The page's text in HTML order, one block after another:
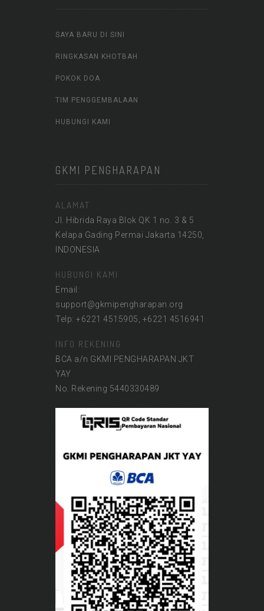
SAYA BARU DI SINI
RINGKASAN KHOTBAH
POKOK DOA
TIM PENGGEMBALAAN
HUBUNGI KAMI
GKMI PENGHARAPAN
ALAMAT
Jl. Hibrida Raya Blok QK 1 no. 3 & 5
Kelapa Gading Permai Jakarta 14250,
INDONESIA
HUBUNGI KAMI
Email:
support@gkmipengharapan.org
Telp: +6221 4515905, +6221 4516941
INFO REKENING
BCA a/n GKMI PENGHARAPAN JKT
YAY
No. Rekening 5440330489